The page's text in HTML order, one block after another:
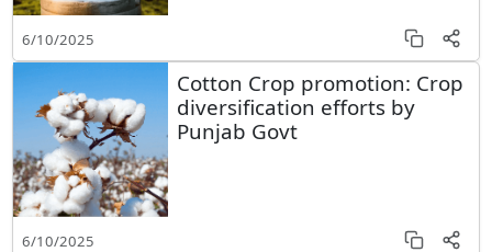
6/10/2025
Cotton Crop promotion: Crop
diversification efforts by
Punjab Govt
6/10/2025